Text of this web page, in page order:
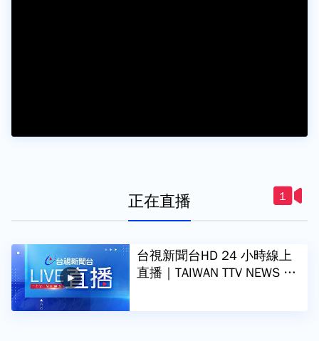
正在直播 1
台視新聞台HD 24 小時線上
直播｜TAIWAN TTV NEWS H